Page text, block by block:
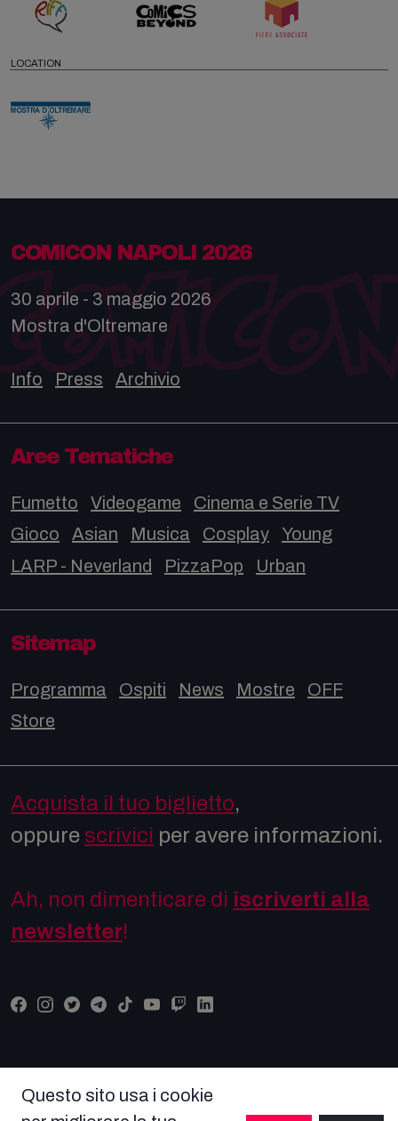
LOCATION
COMICON NAPOLI 2026
30 aprile - 3 maggio 2026
Mostra d'Oltremare
Info Press Archivio
Aree Tematiche
Fumetto Videogame
Cinema e Serie TV
Gioco
Asian Musica Cosplay
Young
LARP - Neverland
PizzaPop Urban
Sitemap
Programma Ospiti News Mostre
OFF
Store
Acquista il tuo biglietto,
oppure scrivici per avere informazioni.
Ah, non dimenticare di iscriverti alla
newsletter!
© COPYRIGHT COMICON 2026 Tutti i diritti riservati -
Questo sito usa i cookie